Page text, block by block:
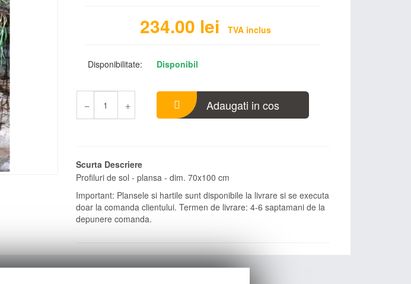
234.00 lei TVA inclus
Disponibilitate: Disponibil
− + Adaugati in cos
Scurta Descriere
Profiluri de sol - plansa - dim. 70x100 cm
Important: Plansele si hartile sunt disponibile la livrare si se executa
doar la comanda clientului. Termen de livrare: 4-6 saptamani de la
depunere comanda.